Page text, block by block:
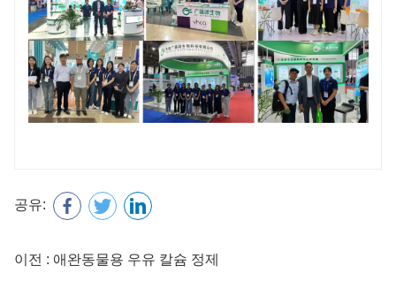
공유:
이전 : 애완동물용 우유 칼슘 정제